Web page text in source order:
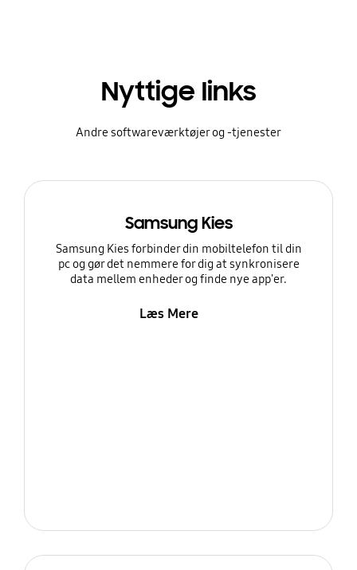
Nyttige links
Andre softwareværktøjer og -tjenester
Samsung Kies
Samsung Kies forbinder din mobiltelefon til din
pc og gør det nemmere for dig at synkronisere
data mellem enheder og finde nye app'er.
Læs Mere